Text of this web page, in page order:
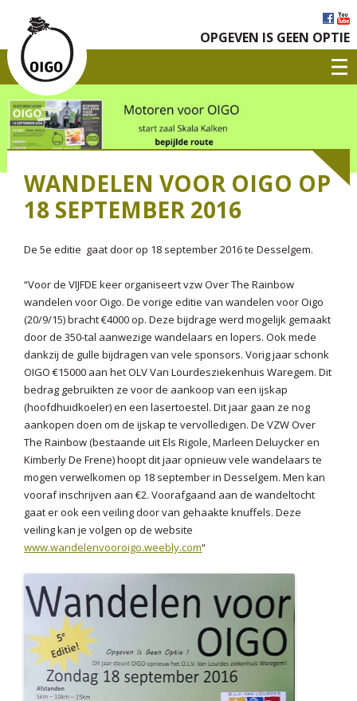
OPGEVEN IS GEEN OPTIE
WANDELEN VOOR OIGO OP
18 SEPTEMBER 2016
De 5e editie gaat door op 18 september 2016 te Desselgem.
“Voor de VIJFDE keer organiseert vzw Over The Rainbow
wandelen voor Oigo. De vorige editie van wandelen voor Oigo
(20/9/15) bracht €4000 op. Deze bijdrage werd mogelijk gemaakt
door de 350-tal aanwezige wandelaars en lopers. Ook mede
dankzij de gulle bijdragen van vele sponsors. Vorig jaar schonk
OIGO €15000 aan het OLV Van Lourdesziekenhuis Waregem. Dit
bedrag gebruikten ze voor de aankoop van een ijskap
(hoofdhuidkoeler) en een lasertoestel. Dit jaar gaan ze nog
aankopen doen om de ijskap te vervolledigen. De VZW Over
The Rainbow (bestaande uit Els Rigole, Marleen Deluycker en
Kimberly De Frene) hoopt dit jaar opnieuw vele wandelaars te
mogen verwelkomen op 18 september in Desselgem. Men kan
vooraf inschrijven aan €2. Voorafgaand aan de wandeltocht
gaat er ook een veiling door van gehaakte knuffels. Deze
veiling kan je volgen op de website
www.wandelenvooroigo.weebly.com“